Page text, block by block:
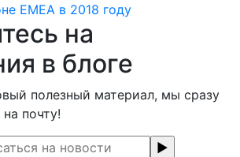
EMEA в 2018 году
на
в блоге
полезный материал, мы сразу
почту!